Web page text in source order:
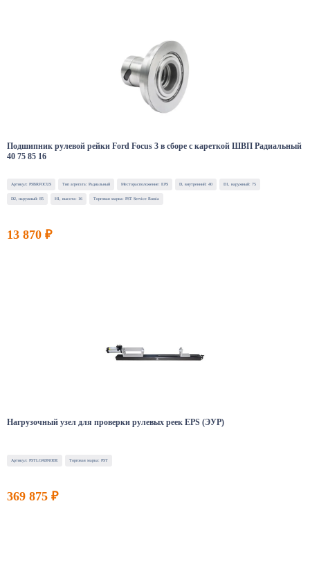
Подшипник рулевой рейки Ford Focus 3 в сборе с кареткой ШВП Радиальный
40 75 85 16
Артикул: PSBRFOCUS Тип агрегата: Радиальный Месторасположение: EPS D, внутренний: 40 D1, наружный: 75
D2, наружный: 85 H1, высота: 16 Торговая марка: PST Service Russia
13 870 ₽
Нагрузочный узел для проверки рулевых реек EPS (ЭУР)
Артикул: PSTLOADNODE Торговая марка: PST
369 875 ₽